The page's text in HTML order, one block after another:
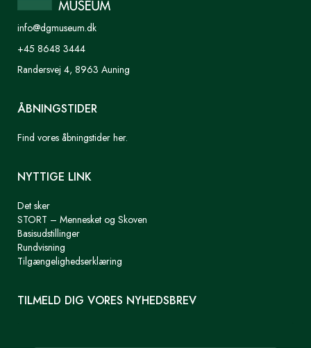
info@dgmuseum.dk
+45 8648 3444
Randersvej 4, 8963 Auning
ÅBNINGSTIDER
Find vores åbningstider her.
NYTTIGE LINK
Det sker
STORT – Mennesket og Skoven
Basisudstillinger
Rundvisning
Tilgængelighedserklæring
TILMELD DIG VORES NYHEDSBREV